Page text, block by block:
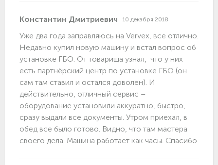
Константин Дмитриевич 10 декабря 2018
Уже два года заправляюсь на Vervex, все отлично.
Недавно купил новую машину и встал вопрос об
установке ГБО. От товарища узнал, что у них
есть партнёрский центр по установке ГБО (он
сам там ставил и остался доволен). И
действительно, отличный сервис –
оборудование установили аккуратно, быстро,
сразу выдали все документы. Утром приехал, в
обед все было готово. Видно, что там мастера
своего дела. Машина работает как часы. Спасибо